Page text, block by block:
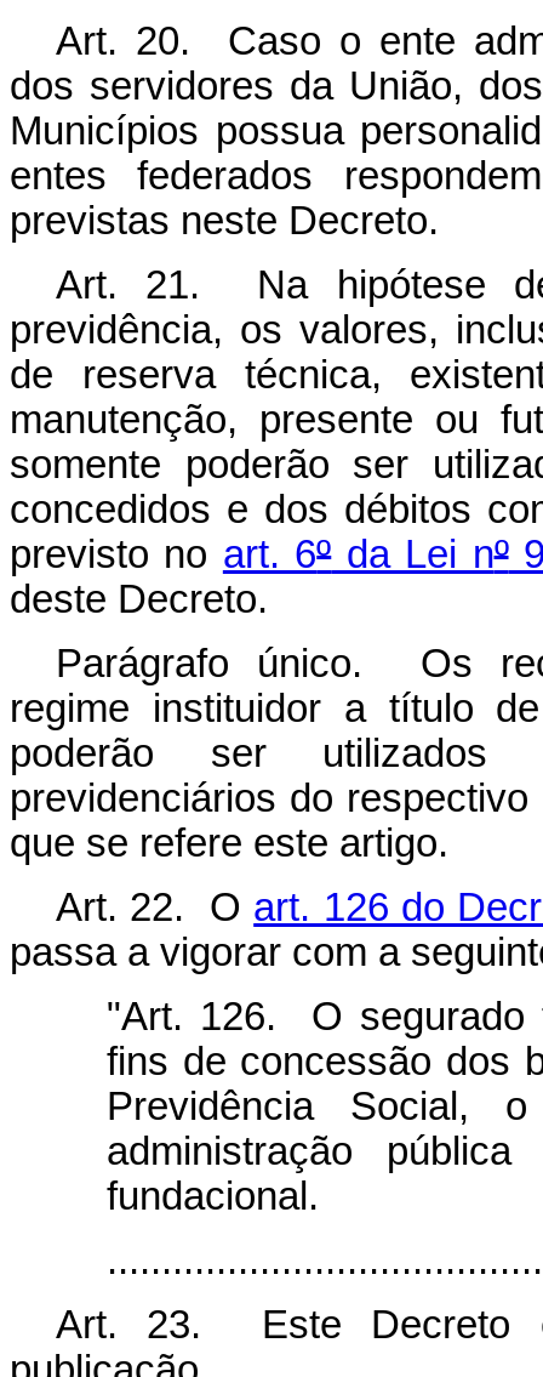
Art. 20. Caso o ente
dos servidores da União,
Municípios possua
entes federados
previstas neste Decreto.
Art. 21. Na hipótese
previdência, os valores,
de reserva técnica,
manutenção, presente ou
somente poderão ser
concedidos e dos débitos
previsto no art. 6ºda Lei nº
deste Decreto.
Parágrafo único. Os
regime instituidor a título
poderão ser utilizados
previdenciários do
que se refere este artigo.
Art. 22. O art. 126 do
passa a vigorar com a
"Art. 126. O segurado
fins de concessão dos
Previdência Social,
administração
fundacional.
Art. 23. Este Decreto